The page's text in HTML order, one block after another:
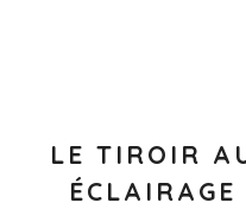
LE TIROIR
ÉCLAIRAGE